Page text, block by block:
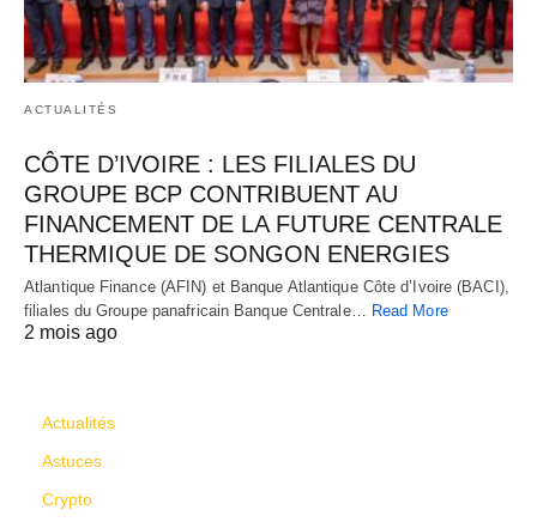
ACTUALITÉS
CÔTE D’IVOIRE : LES FILIALES DU
GROUPE BCP CONTRIBUENT AU
FINANCEMENT DE LA FUTURE CENTRALE
THERMIQUE DE SONGON ENERGIES
Atlantique Finance (AFIN) et Banque Atlantique Côte d’Ivoire (BACI),
filiales du Groupe panafricain Banque Centrale… Read More
2 mois ago
Actualités
Astuces
Crypto